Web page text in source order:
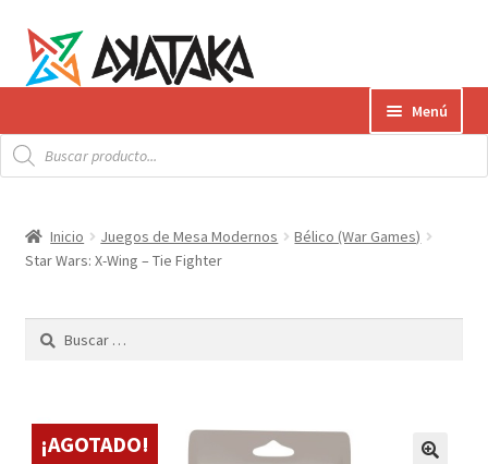
la
navegación
contenido
Menú
Productos
el
hijo
Envíos
AKATAKA BOOKS
Búsqueda
de
productos
Inicio Juegos de Mesa Modernos
Bélico (War Games)
Star Wars: X-Wing – Tie Fighter
¡AGOTADO!
Buscar: